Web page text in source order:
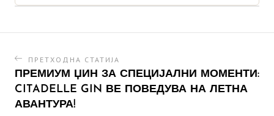
ПРЕТХОДНА СТАТИЈА
ПРЕМИУМ ЏИН ЗА СПЕЦИЈАЛНИ МОМЕНТИ:
CITADELLE GIN ВЕ ПОВЕДУВА НА ЛЕТНА
АВАНТУРА!